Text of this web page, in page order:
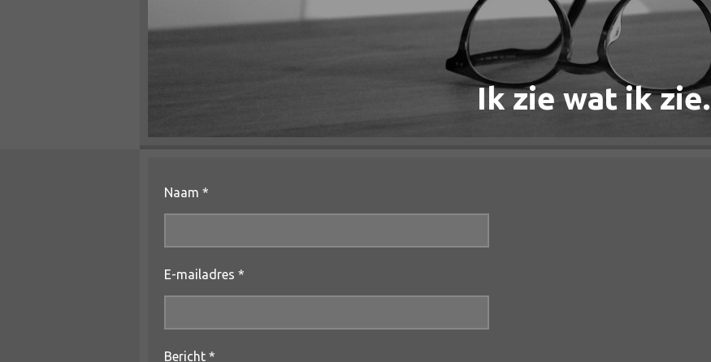
Ik zie wat ik zie.
Naam *
E-mailadres *
Bericht *